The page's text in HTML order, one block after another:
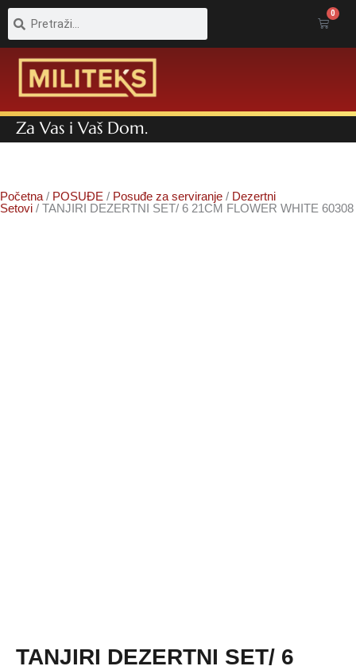
Pretraga 0
Cart
Za Vas i Vaš Dom.
Početna / POSUĐE / Posuđe za serviranje / Dezertni
Setovi / TANJIRI DEZERTNI SET/ 6 21CM FLOWER WHITE 60308
TANJIRI DEZERTNI SET/ 6